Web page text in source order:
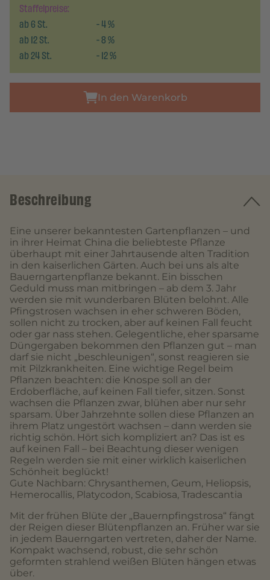
Staffelpreise:
ab6St. -4%
ab12St. -8%
ab24St. -12%
In den Warenkorb
Beschreibung
Eine unserer bekanntesten Gartenpflanzen – und
in ihrer Heimat China die beliebteste Pflanze
überhaupt mit einer Jahrtausende alten Tradition
in den kaiserlichen Gärten. Auch bei uns als alte
Bauerngartenpflanze bekannt. Ein bisschen
Geduld muss man mitbringen – ab dem 3. Jahr
werden sie mit wunderbaren Blüten belohnt. Alle
Pfingstrosen wachsen in eher schweren Böden,
sollen nicht zu trocken, aber auf keinen Fall feucht
oder gar nass stehen. Gelegentliche, eher sparsame
Düngergaben bekommen den Pflanzen gut – man
darf sie nicht „beschleunigen“, sonst reagieren sie
mit Pilzkrankheiten. Eine wichtige Regel beim
Pflanzen beachten: die Knospe soll an der
Erdoberfläche, auf keinen Fall tiefer, sitzen. Sonst
wachsen die Pflanzen zwar, blühen aber nur sehr
sparsam. Über Jahrzehnte sollen diese Pflanzen an
ihrem Platz ungestört wachsen – dann werden sie
richtig schön. Hört sich kompliziert an? Das ist es
auf keinen Fall – bei Beachtung dieser wenigen
Regeln werden sie mit einer wirklich kaiserlichen
Schönheit beglückt!
Gute Nachbarn: Chrysanthemen, Geum, Heliopsis,
Hemerocallis, Platycodon, Scabiosa, Tradescantia
Mit der frühen Blüte der „Bauernpfingstrosa“ fängt
der Reigen dieser Blütenpflanzen an. Früher war sie
in jedem Bauerngarten vertreten, daher der Name.
Kompakt wachsend, robust, die sehr schön
geformten strahlend weißen Blüten hängen etwas
über.